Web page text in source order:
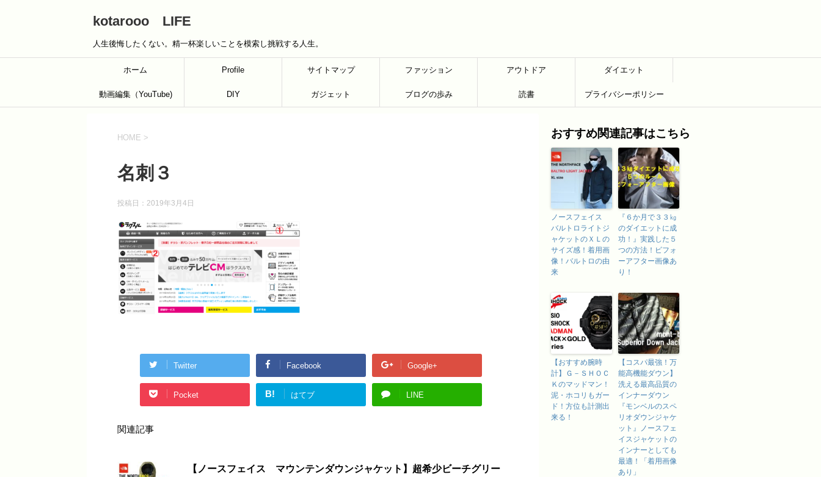
kotarooo LIFE
人生後悔したくない。精一杯楽しいことを模索し挑戦する人生。
ホーム Profile サイトマップ ファッション アウトドア ダイエット
動画編集（YouTube) DIY ガジェット ブログの歩み 読書 プライバシーポリシー
HOME >
名刺３
投稿日： 2019年3月4日
Twitter Facebook Google+
Pocket B! はてブ LINE
関連記事
【ノースフェイス マウンテンダウンジャケット】超希少ビーチグリー
おすすめ関連記事はこちら
ノースフェイス
バルトロライトジ
ャケットのＸＬの
サイズ感！着用画
像！バルトロの由
来
『６か月で３３㎏
のダイエットに成
功！』実践した５
つの方法！ビフォ
ーアフター画像あ
り！
【おすすめ腕時
計】Ｇ－ＳＨＯＣ
Ｋのマッドマン！
泥・ホコリもガー
ド！方位も計測出
来る！
【コスパ最強！万
能高機能ダウン】
洗える最高品質の
インナーダウン
『モンベルのスペ
リオダウンジャケ
ット』ノースフェ
イスジャケットの
インナーとしても
最適！「着用画像
あり」